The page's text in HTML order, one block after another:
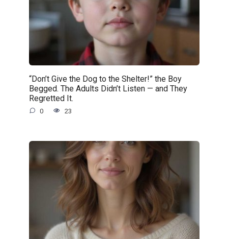
“Don’t Give the Dog to the Shelter!” the Boy
Begged. The Adults Didn’t Listen — and They
Regretted It.
0 23